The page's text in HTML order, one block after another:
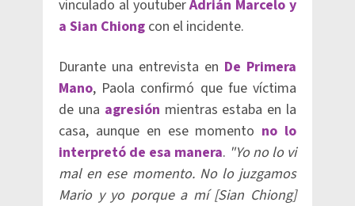
vinculado al youtuberAdrián Marcelo y
a Sian Chiong con el incidente.
Durante una entrevista en De Primera
Mano, Paola confirmó que fue víctima
de una agresión mientras estaba en la
casa, aunque en ese momento no lo
interpretó de esa manera. "Yo no lo vi
mal en ese momento. No lo juzgamos
Mario y yo porque a mí [Sian Chiong]